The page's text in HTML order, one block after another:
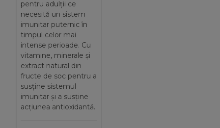
pentru adulții ce
necesită un sistem
imunitar puternic în
timpul celor mai
intense perioade. Cu
vitamine, minerale și
extract natural din
fructe de soc pentru a
susține sistemul
imunitar și a susține
acțiunea antioxidantă.